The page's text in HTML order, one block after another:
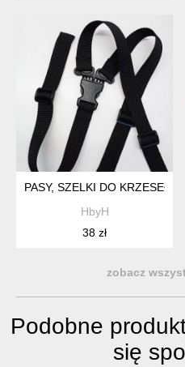
PASY, SZELKI DO
HbyH
38 zł
zobacz
Podobne
się